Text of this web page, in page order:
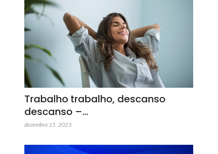
Trabalho trabalho, descanso
descanso –…
dezembro 15, 2023